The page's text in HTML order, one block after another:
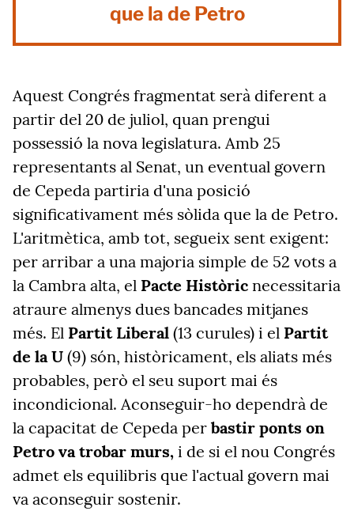
que la de Petro
Aquest Congrés fragmentat serà diferent a
partir del 20 de juliol, quan prengui
possessió la nova legislatura. Amb 25
representants al Senat, un eventual govern
de Cepeda partiria d'una posició
significativament més sòlida que la de Petro.
L'aritmètica, amb tot, segueix sent exigent:
per arribar a una majoria simple de 52 vots a
la Cambra alta, el Pacte Històric necessitaria
atraure almenys dues bancades mitjanes
més. El Partit Liberal (13 curules) i el Partit
de la U (9) són, històricament, els aliats més
probables, però el seu suport mai és
incondicional. Aconseguir-ho dependrà de
la capacitat de Cepeda per bastir ponts on
Petro va trobar murs, i de si el nou Congrés
admet els equilibris que l'actual govern mai
va aconseguir sostenir.